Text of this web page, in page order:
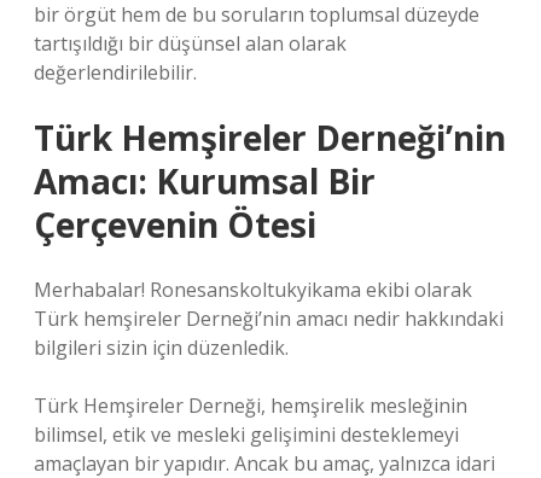
bir örgüt hem de bu soruların toplumsal düzeyde
tartışıldığı bir düşünsel alan olarak
değerlendirilebilir.
Türk Hemşireler Derneği’nin
Amacı: Kurumsal Bir
Çerçevenin Ötesi
Merhabalar! Ronesanskoltukyikama ekibi olarak
Türk hemşireler Derneği’nin amacı nedir hakkındaki
bilgileri sizin için düzenledik.
Türk Hemşireler Derneği, hemşirelik mesleğinin
bilimsel, etik ve mesleki gelişimini desteklemeyi
amaçlayan bir yapıdır. Ancak bu amaç, yalnızca idari